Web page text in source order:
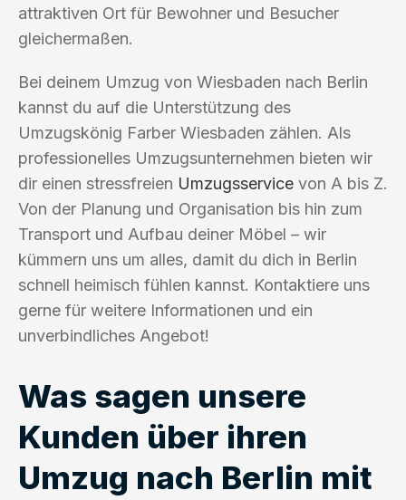
attraktiven Ort für Bewohner und Besucher
gleichermaßen.
Bei deinem Umzug von Wiesbaden nach Berlin
kannst du auf die Unterstützung des
Umzugskönig Farber Wiesbaden zählen. Als
professionelles Umzugsunternehmen bieten wir
dir einen stressfreien Umzugsservice von A bis Z.
Von der Planung und Organisation bis hin zum
Transport und Aufbau deiner Möbel – wir
kümmern uns um alles, damit du dich in Berlin
schnell heimisch fühlen kannst. Kontaktiere uns
gerne für weitere Informationen und ein
unverbindliches Angebot!
Was sagen unsere
Kunden über ihren
Umzug nach Berlin mit